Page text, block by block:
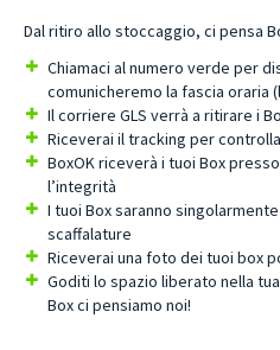
Dal ritiro allo stoccaggio, ci pensa
Chiamaci al numero verde per
comunicheremo la fascia oraria
Il corriere GLS verrà a ritirare i
Riceverai il tracking per
BoxOK riceverà i tuoi Box
l’integrità
I tuoi Box saranno
scaffalature
Riceverai una foto dei tuoi box
Goditi lo spazio liberato nella
Box ci pensiamo noi!